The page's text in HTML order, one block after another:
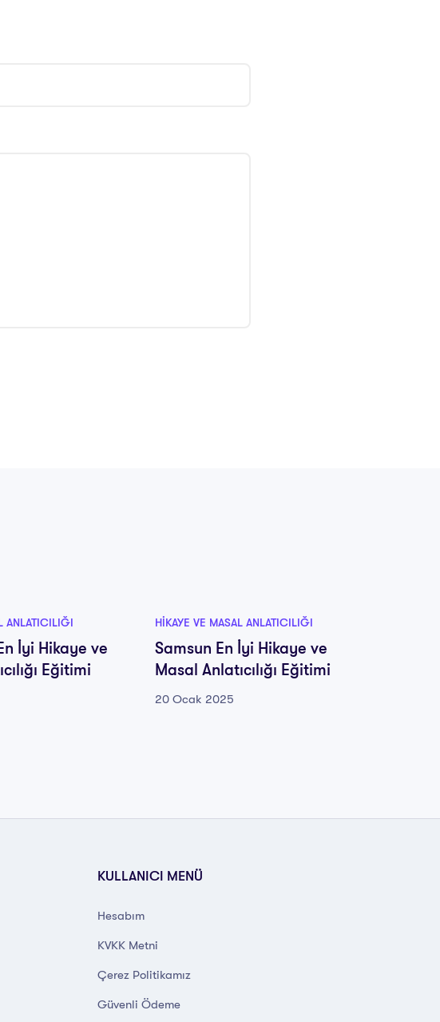
ANLATICILIĞI
İyi Hikaye ve
Eğitimi
HIKAYE VE MASAL ANLATICILIĞI
Samsun En İyi Hikaye ve
Masal Anlatıcılığı Eğitimi
20 Ocak 2025
KULLANICI MENÜ
Hesabım
KVKK Metni
Çerez Politikamız
Güvenli Ödeme